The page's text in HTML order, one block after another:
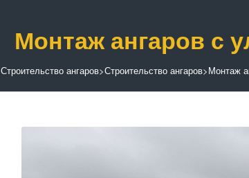
Монтаж ангаров с
Строительство ангаров>Строительство ангаров>Монтаж